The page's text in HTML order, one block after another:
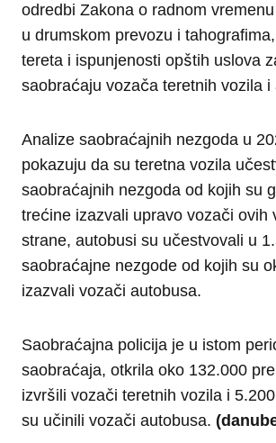
odredbi Zakona o radnom
u drumskom prevozu i
tereta i ispunjenosti opštih uslova
saobraćaju vozača teretnih vozila i
Analize saobraćajnih nezgoda u
pokazuju da su teretna vozila
saobraćajnih nezgoda od kojih su
trećine izazvali upravo vozači ovih
strane, autobusi su učestvovali u
saobraćajne nezgode od kojih su
izazvali vozači autobusa.
Saobraćajna policija je u istom
saobraćaja, otkrila oko 132.000
izvršili vozači teretnih vozila i
su učinili vozači autobusa.